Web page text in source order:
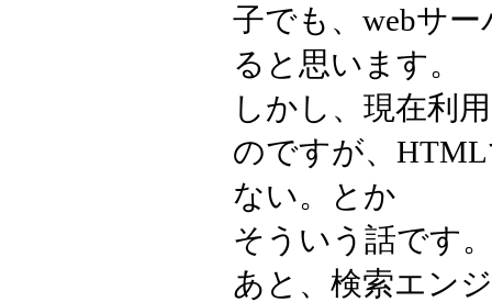
子でも、webサ
ると思います。
しかし、現在利
のですが、
ない。とか
そういう話です
あと、検索エン